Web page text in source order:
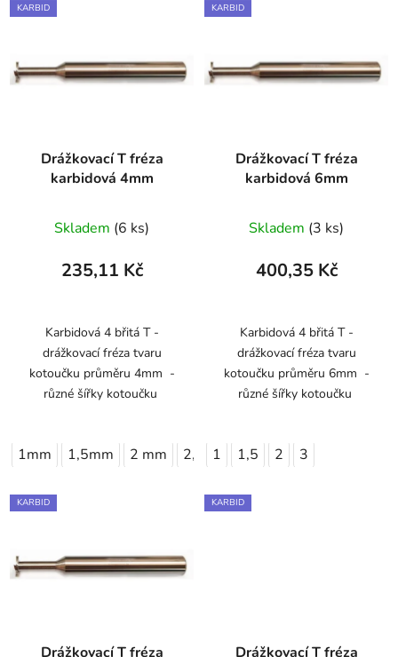
KARBID
Drážkovací T fréza
karbidová 4mm
Skladem (6 ks)
235,11 Kč
Karbidová 4 břitá T -
drážkovací fréza tvaru
kotoučku průměru 4mm -
různé šířky kotoučku
1mm 1,5mm 2 mm 2,5mm 3 mm
KARBID
Drážkovací T fréza
karbidová 6mm
Skladem (3 ks)
400,35 Kč
Karbidová 4 břitá T -
drážkovací fréza tvaru
kotoučku průměru 6mm -
různé šířky kotoučku
1 1,5 2 3
KARBID
Drážkovací T fréza
KARBID
Drážkovací T fréza